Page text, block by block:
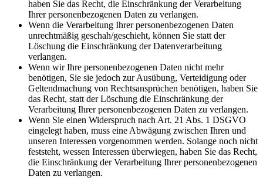
haben Sie das Recht, die Einschränkung der Verarbeitung
Ihrer personenbezogenen Daten zu verlangen.
Wenn die Verarbeitung Ihrer personenbezogenen Daten
unrechtmäßig geschah/geschieht, können Sie statt der
Löschung die Einschränkung der Datenverarbeitung
verlangen.
Wenn wir Ihre personenbezogenen Daten nicht mehr
benötigen, Sie sie jedoch zur Ausübung, Verteidigung oder
Geltendmachung von Rechtsansprüchen benötigen, haben Sie
das Recht, statt der Löschung die Einschränkung der
Verarbeitung Ihrer personenbezogenen Daten zu verlangen.
Wenn Sie einen Widerspruch nach Art. 21 Abs. 1 DSGVO
eingelegt haben, muss eine Abwägung zwischen Ihren und
unseren Interessen vorgenommen werden. Solange noch nicht
feststeht, wessen Interessen überwiegen, haben Sie das Recht,
die Einschränkung der Verarbeitung Ihrer personenbezogenen
Daten zu verlangen.